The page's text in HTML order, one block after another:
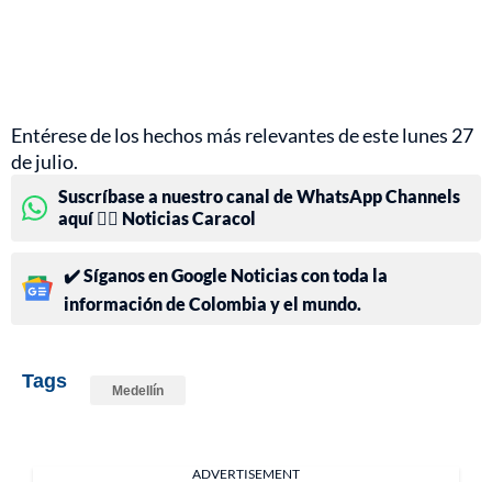
Entérese de los hechos más relevantes de este lunes 27
de julio.
Suscríbase a nuestro canal de WhatsApp Channels
aquí 👉🏻 Noticias Caracol
✔️ Síganos en Google Noticias con toda la
información de Colombia y el mundo.
Tags Medellín
ADVERTISEMENT